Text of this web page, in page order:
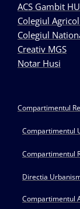
ACS Gambit
Colegiul
Colegiul
Creativ MGS
Notar Husi
Compartimentul
Compartimentul
Compartimentul
Directia
Compartimentul